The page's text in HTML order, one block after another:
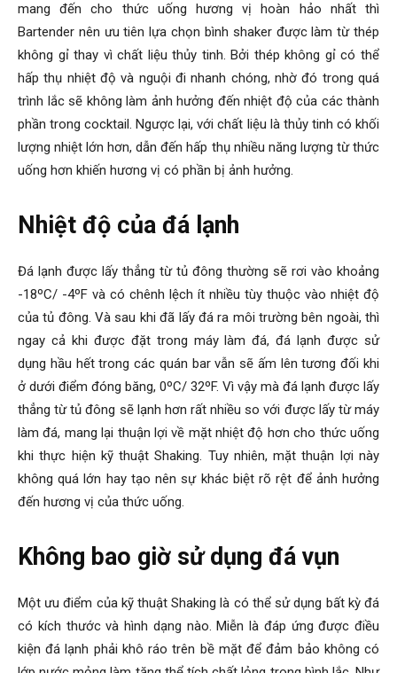
mang đến cho thức uống hương vị hoàn hảo nhất thì
Bartender nên ưu tiên lựa chọn bình shaker được làm từ thép
không gỉ thay vì chất liệu thủy tinh. Bởi thép không gỉ có thể
hấp thụ nhiệt độ và nguội đi nhanh chóng, nhờ đó trong quá
trình lắc sẽ không làm ảnh hưởng đến nhiệt độ của các thành
phần trong cocktail. Ngược lại, với chất liệu là thủy tinh có khối
lượng nhiệt lớn hơn, dẫn đến hấp thụ nhiều năng lượng từ thức
uống hơn khiến hương vị có phần bị ảnh hưởng.
Nhiệt độ của đá lạnh
Đá lạnh được lấy thẳng từ tủ đông thường sẽ rơi vào khoảng
-18ºC/ -4ºF và có chênh lệch ít nhiều tùy thuộc vào nhiệt độ
của tủ đông. Và sau khi đã lấy đá ra môi trường bên ngoài, thì
ngay cả khi được đặt trong máy làm đá, đá lạnh được sử
dụng hầu hết trong các quán bar vẫn sẽ ấm lên tương đối khi
ở dưới điểm đóng băng, 0ºC/ 32ºF. Vì vậy mà đá lạnh được lấy
thẳng từ tủ đông sẽ lạnh hơn rất nhiều so với được lấy từ máy
làm đá, mang lại thuận lợi về mặt nhiệt độ hơn cho thức uống
khi thực hiện kỹ thuật Shaking. Tuy nhiên, mặt thuận lợi này
không quá lớn hay tạo nên sự khác biệt rõ rệt để ảnh hưởng
đến hương vị của thức uống.
Không bao giờ sử dụng đá vụn
Một ưu điểm của kỹ thuật Shaking là có thể sử dụng bất kỳ đá
có kích thước và hình dạng nào. Miễn là đáp ứng được điều
kiện đá lạnh phải khô ráo trên bề mặt để đảm bảo không có